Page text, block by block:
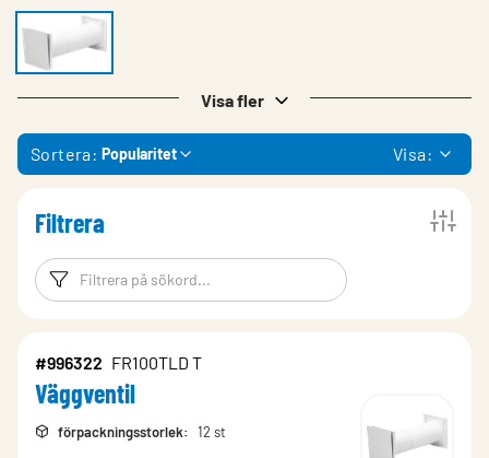
Visa fler
Sortera: Popularitet Visa:
Filtrera
Filtreringsord Filtrera
#996322 FR100TLD T
Väggventil
förpackningsstorlek: 12 st